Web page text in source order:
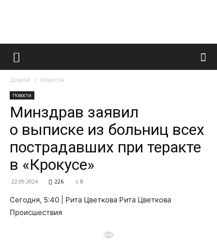
Французский
и
Домой Новости
Новости
Минздрав заявил
о выписке из больниц всех
пострадавших при теракте
в «Крокусе»
22.09.2024 226 0
Сегодня, 5:40 | Рита Цветкова Рита Цветкова
Происшествия